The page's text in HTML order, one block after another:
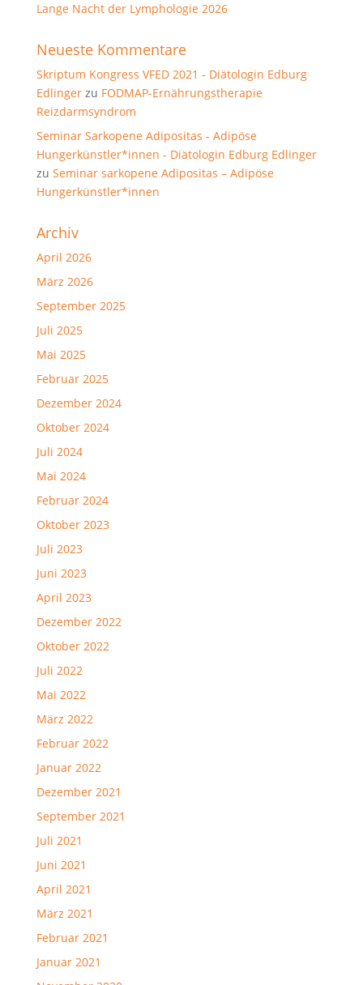
Lange Nacht der Lymphologie 2026
Neueste Kommentare
Skriptum Kongress VFED 2021 - Diätologin Edburg
Edlingerzu FODMAP-Ernährungstherapie
Reizdarmsyndrom
Seminar Sarkopene Adipositas - Adipöse
Hungerkünstler*innen - Diätologin Edburg Edlinger
zu Seminar sarkopene Adipositas – Adipöse
Hungerkünstler*innen
Archiv
April 2026
März 2026
September 2025
Juli 2025
Mai 2025
Februar 2025
Dezember 2024
Oktober 2024
Juli 2024
Mai 2024
Februar 2024
Oktober 2023
Juli 2023
Juni 2023
April 2023
Dezember 2022
Oktober 2022
Juli 2022
Mai 2022
März 2022
Februar 2022
Januar 2022
Dezember 2021
September 2021
Juli 2021
Juni 2021
April 2021
März 2021
Februar 2021
Januar 2021